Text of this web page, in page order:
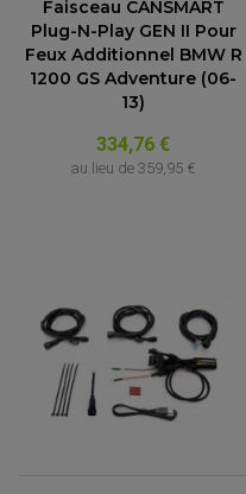
Faisceau CANSMART
Plug-N-Play GEN II Pour
Feux Additionnel BMW R
1200 GS Adventure (06-
13)
334,76 €
au lieu de 359,95 €